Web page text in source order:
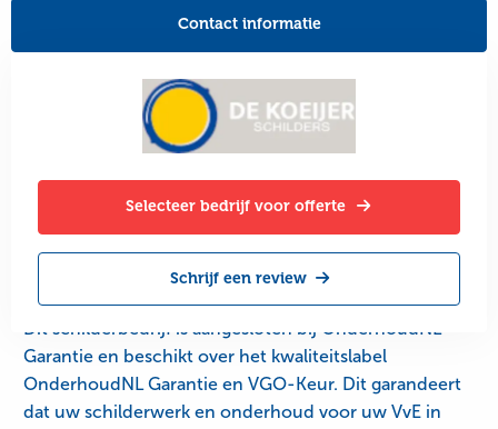
Contact informatie
Selecteer bedrijf voor offerte
Schrijf een review
Dit schilderbedrijf is aangesloten bij OnderhoudNL
Garantie en beschikt over het kwaliteitslabel
OnderhoudNL Garantie en VGO-Keur. Dit garandeert
dat uw schilderwerk en onderhoud voor uw VvE in